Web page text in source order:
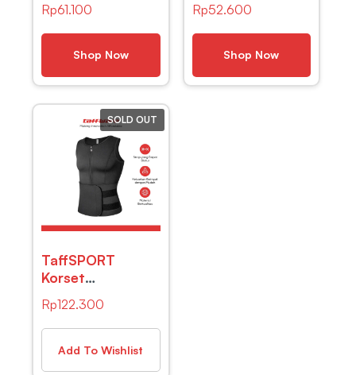
Punggung Size L
– T025 – Black
Rp61.100
Shop Now
dengan Strap –
ZSD-808
Rp52.600
Shop Now
SOLD OUT
TaffSPORT
Korset
Pembentuk
Badan Pria
Shaper Single
Velcro XL –
MWL10
Rp122.300
Add To Wishlist